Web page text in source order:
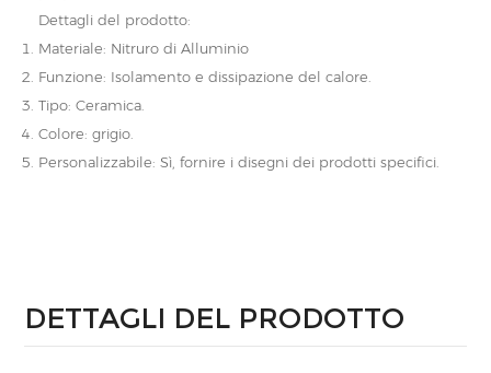
Dettagli del prodotto:
Materiale: Nitruro di Alluminio
Funzione: Isolamento e dissipazione del calore.
Tipo: Ceramica.
Colore: grigio.
Personalizzabile: Sì, fornire i disegni dei prodotti specifici.
DETTAGLI DEL PRODOTTO